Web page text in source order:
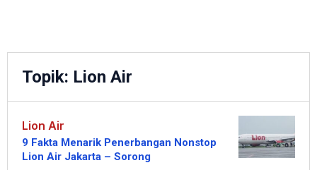
Topik: Lion Air
Lion Air
9 Fakta Menarik Penerbangan Nonstop
Lion Air Jakarta – Sorong